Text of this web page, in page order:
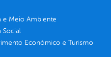
e Meio Ambiente
Social
Econômico e Turismo